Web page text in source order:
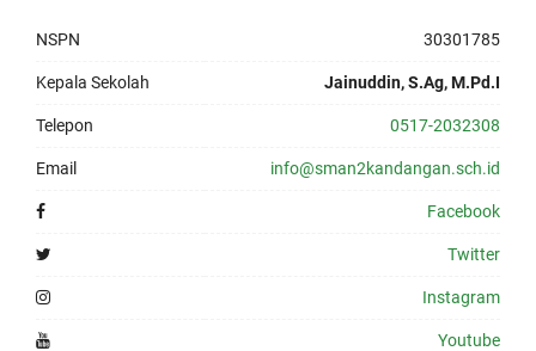
NSPN 30301785
Kepala Sekolah Jainuddin, S.Ag, M.Pd.I
Telepon 0517-2032308
Email info@sman2kandangan.sch.id
Facebook
Twitter
Instagram
Youtube